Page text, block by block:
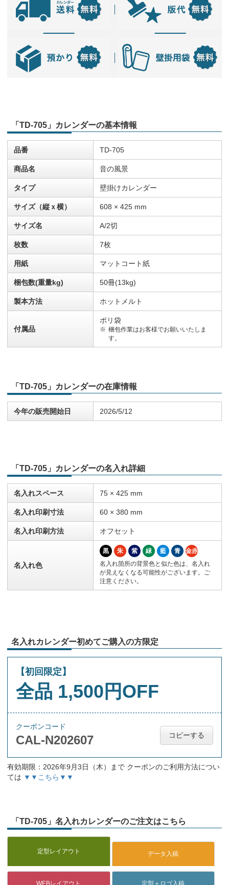
「TD-705」カレンダーの基本情報
品番 TD-705
商品名 音の風景
タイプ 壁掛けカレンダー
サイズ（縦ｘ横） 608 × 425 mm
サイズ名 A/2切
枚数 7枚
用紙 マットコート紙
梱包数(重量kg) 50冊(13kg)
製本方法 ホットメルト
付属品
ポリ袋
梱包作業はお客様でお願いいたしま
す。
「TD-705」カレンダーの在庫情報
今年の販売開始日 2026/5/12
「TD-705」カレンダーの名入れ詳細
名入れスペース 75 × 425 mm
名入れ印刷寸法 60 × 380 mm
名入れ印刷方法 オフセット
名入れ色
黒 朱 紫 緑 藍 青
金赤
名入れ箇所の背景色と似た色は、名入れ
が見えなくなる可能性がございます。ご
注意ください。
名入れカレンダー初めてご購入の方限定
【初回限定】
全品 1,500円OFF
クーポンコード
CAL-N202607 コピーする
有効期限：2026年9月3日（木）まで クーポンのご利用方法につい
ては ▼▼こちら▼▼
「TD-705」名入れカレンダーのご注文はこちら